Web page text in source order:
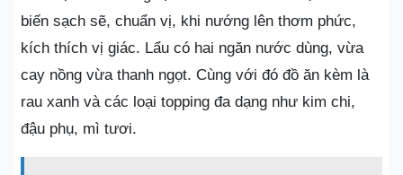
biến sạch sẽ, chuẩn vị, khi nướng lên thơm phức,
kích thích vị giác. Lẩu có hai ngăn nước dùng, vừa
cay nồng vừa thanh ngọt. Cùng với đó đồ ăn kèm là
rau xanh và các loại topping đa dạng như kim chi,
đậu phụ, mì tươi.